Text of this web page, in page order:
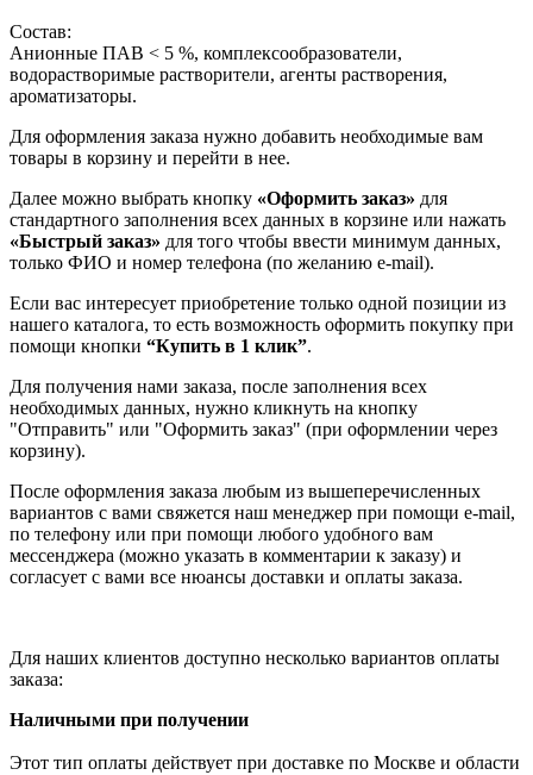
Состав:
Анионные ПАВ < 5 %, комплексообразователи,
водорастворимые растворители, агенты растворения,
ароматизаторы.
Для оформления заказа нужно добавить необходимые вам
товары в корзину и перейти в нее.
Далее можно выбрать кнопку «Оформить заказ» для
стандартного заполнения всех данных в корзине или нажать
«Быстрый заказ» для того чтобы ввести минимум данных,
только ФИО и номер телефона (по желанию e-mail).
Если вас интересует приобретение только одной позиции из
нашего каталога, то есть возможность оформить покупку при
помощи кнопки “Купить в 1 клик”.
Для получения нами заказа, после заполнения всех
необходимых данных, нужно кликнуть на кнопку
"Отправить" или "Оформить заказ" (при оформлении через
корзину).
После оформления заказа любым из вышеперечисленных
вариантов с вами свяжется наш менеджер при помощи e-mail,
по телефону или при помощи любого удобного вам
мессенджера (можно указать в комментарии к заказу) и
согласует с вами все нюансы доставки и оплаты заказа.
Для наших клиентов доступно несколько вариантов оплаты
заказа:
Наличными при получении
Этот тип оплаты действует при доставке по Москве и области